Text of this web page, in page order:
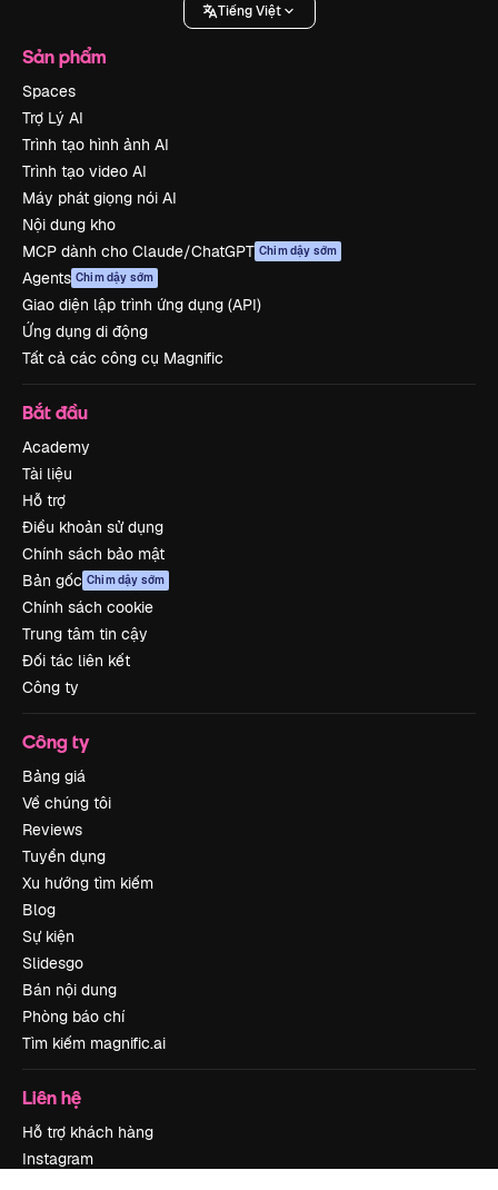
Tiếng Việt
Sản phẩm
Spaces
Trợ Lý AI
Trình tạo hình ảnh AI
Trình tạo video AI
Máy phát giọng nói AI
Nội dung kho
MCP dành cho Claude/ChatGPT Chim dậy sớm
Agents Chim dậy sớm
Giao diện lập trình ứng dụng (API)
Ứng dụng di động
Tất cả các công cụ Magnific
Bắt đầu
Academy
Tài liệu
Hỗ trợ
Điều khoản sử dụng
Chính sách bảo mật
Bản gốc Chim dậy sớm
Chính sách cookie
Trung tâm tin cậy
Đối tác liên kết
Công ty
Công ty
Bảng giá
Về chúng tôi
Reviews
Tuyển dụng
Xu hướng tìm kiếm
Blog
Sự kiện
Slidesgo
Bán nội dung
Phòng báo chí
Tìm kiếm magnific.ai
Liên hệ
Hỗ trợ khách hàng
Instagram